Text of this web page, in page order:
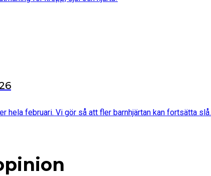
hela februari. Vi gör så att fler barnhjärtan kan fortsätta slå.